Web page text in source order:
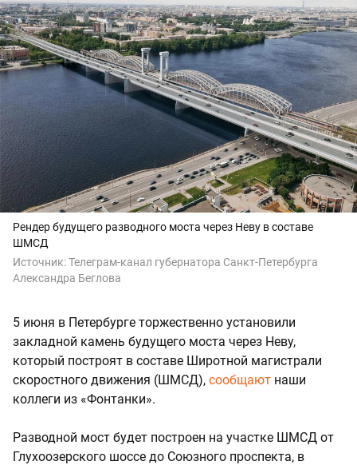
Рендер будущего разводного моста через Неву в составе
ШМСД
Источник:Телеграм-канал губернатора Санкт-Петербурга
Александра Беглова
5 июня в Петербурге торжественно установили
закладной камень будущего моста через Неву,
который построят в составе Широтной магистрали
скоростного движения (ШМСД), сообщают наши
коллеги из «Фонтанки».
Разводной мост будет построен на участке ШМСД от
Глухоозерского шоссе до Союзного проспекта, в